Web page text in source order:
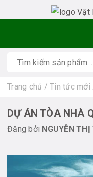
Trang chủ / Tin tức mới
DỰ ÁN TÒA NHÀ
Đăng bởi NGUYỄN THỊ